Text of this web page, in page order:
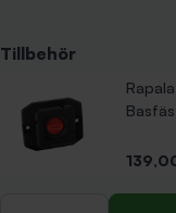
Tillbehör
Pris
Pris
Pris
Pris